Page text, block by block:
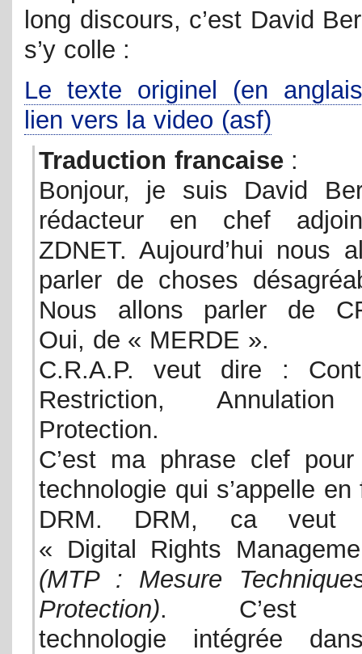
long discours, c’est David
s’y colle :
Le texte originel (en
lien vers la video (asf)
Traduction francaise :
Bonjour, je suis David
rédacteur en chef
ZDNET. Aujourd’hui nous
parler de choses
Nous allons parler de
Oui, de « MERDE ».
C.R.A.P. veut dire :
Restriction,
Protection.
C’est ma phrase clef
technologie qui s’appelle en
DRM. DRM, ca veut
« Digital Rights
(MTP : Mesure
Protection). C’est
technologie intégrée